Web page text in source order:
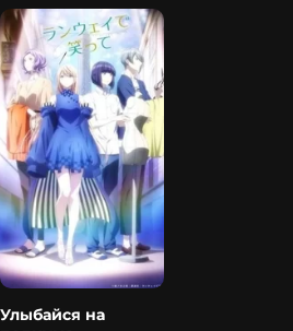
Улыбайся на